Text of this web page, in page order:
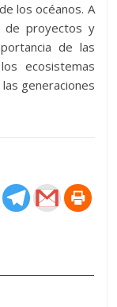
los océanos. A
de proyectos y
de las
ecosistemas
generaciones